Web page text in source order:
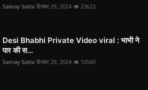
Samay Satta दिसंबर 29, 2024 23623
Desi Bhabhi Private Video viral : भाभी ने
पार की स...
Samay Satta दिसंबर 29, 2024 10540